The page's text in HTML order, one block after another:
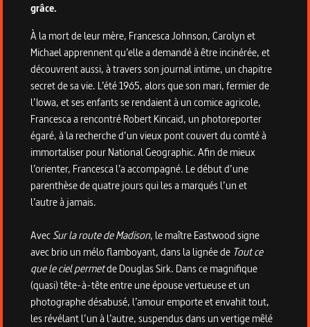
grâce.
À la mort de leur mère, Francesca Johnson, Carolyn et
Michael apprennent qu’elle a demandé à être incinérée, et
découvrent aussi, à travers son journal intime, un chapitre
secret de sa vie. L’été 1965, alors que son mari, fermier de
l’Iowa, et ses enfants se rendaient à un comice agricole,
Francesca a rencontré Robert Kincaid, un photoreporter
égaré, à la recherche d’un vieux pont couvert du comté à
immortaliser pour National Geographic. Afin de mieux
l’orienter, Francesca l’a accompagné. Le début d’une
parenthèse de quatre jours qui les a marqués l’un et
l’autre à jamais.
AvecSur la route de Madison, le maître Eastwood signe
avec brio un mélo flamboyant, dans la lignée de Tout ce
que le ciel permetde Douglas Sirk. Dans ce magnifique
(quasi) tête-à-tête entre une épouse vertueuse et un
photographe désabusé, l’amour emporte et envahit tout,
les révélant l’un à l’autre, suspendus dans un vertige mêlé